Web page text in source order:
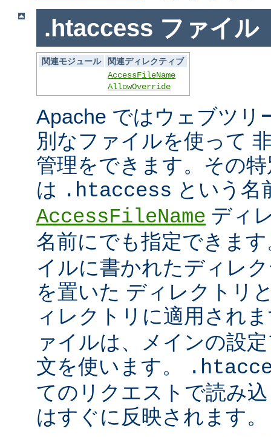
.htaccess ファイル
関連モジュール
関連ディレクティブ
AccessFileName
AllowOverride
Apache ではウェブツリ
別なファイルを使って
管理をできます。その
は .htaccess という名
AccessFileName ディ
名前にでも指定できま
イルに書かれたディレ
を置いた ディレクトリ
ィレクトリに適用され
ァイルは、メインの設
文を使います。
てのリクエストで読み
はすぐに反映されます。